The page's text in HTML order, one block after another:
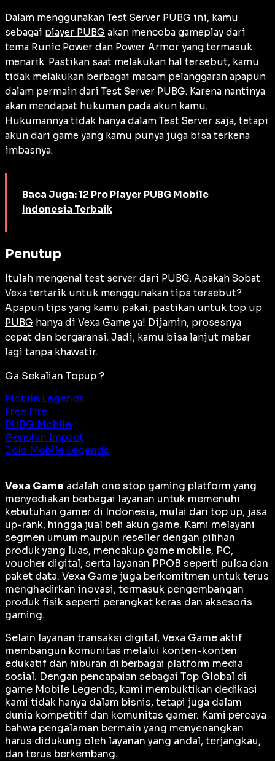
Dalam menggunakan Test Server PUBG ini, kamu
sebagai player PUBG akan mencoba gameplay dari
tema Runic Power dan Power Armor yang termasuk
menarik. Pastikan saat melakukan hal tersebut, kamu
tidak melakukan berbagai macam pelanggaran apapun
dalam permain dari Test Server PUBG. Karena nantinya
akan mendapat hukuman pada akun kamu.
Hukumannya tidak hanya dalam Test Server saja, tetapi
akun dari game yang kamu punya juga bisa terkena
imbasnya.
Baca Juga: 12 Pro Player PUBG Mobile
Indonesia Terbaik
Penutup
Itulah mengenal test server dari PUBG. Apakah Sobat
Vexa tertarik untuk menggunakan tips tersebut?
Apapun tips yang kamu pakai, pastikan untuk top up
PUBG hanya di Vexa Game ya! Dijamin, prosesnya
cepat dan bergaransi. Jadi, kamu bisa lanjut mabar
lagi tanpa khawatir.
Ga Sekalian Topup ?
Mobile Legends
Free Fire
PUBG Mobile
Genshin Impact
Joki Mobile Legends
Vexa Game adalah one stop gaming platform yang
menyediakan berbagai layanan untuk memenuhi
kebutuhan gamer di Indonesia, mulai dari top up, jasa
up-rank, hingga jual beli akun game. Kami melayani
segmen umum maupun reseller dengan pilihan
produk yang luas, mencakup game mobile, PC,
voucher digital, serta layanan PPOB seperti pulsa dan
paket data. Vexa Game juga berkomitmen untuk terus
menghadirkan inovasi, termasuk pengembangan
produk fisik seperti perangkat keras dan aksesoris
gaming.
Selain layanan transaksi digital, Vexa Game aktif
membangun komunitas melalui konten-konten
edukatif dan hiburan di berbagai platform media
sosial. Dengan pencapaian sebagai Top Global di
game Mobile Legends, kami membuktikan dedikasi
kami tidak hanya dalam bisnis, tetapi juga dalam
dunia kompetitif dan komunitas gamer. Kami percaya
bahwa pengalaman bermain yang menyenangkan
harus didukung oleh layanan yang andal, terjangkau,
dan terus berkembang.